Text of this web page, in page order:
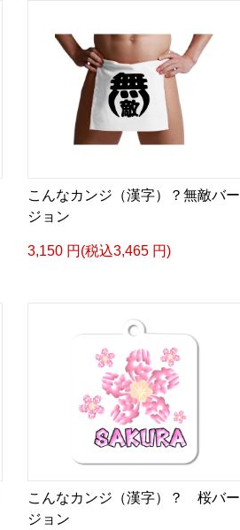
こんなカンジ（漢字）？無敵バー
ジョン
3,150 円(税込3,465 円)
こんなカンジ（漢字）？ 桜バー
ジョン